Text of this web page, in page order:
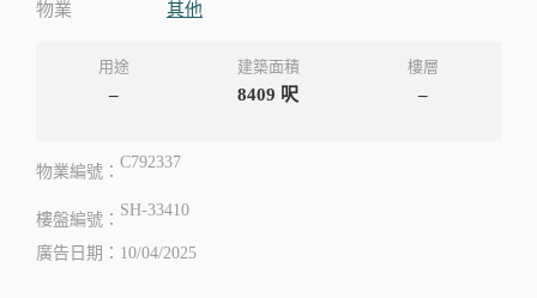
物業 其他
用途
–
建築面積
8409 呎
樓層
–
物業編號：
C792337
樓盤編號：
SH-33410
廣告日期：10/04/2025